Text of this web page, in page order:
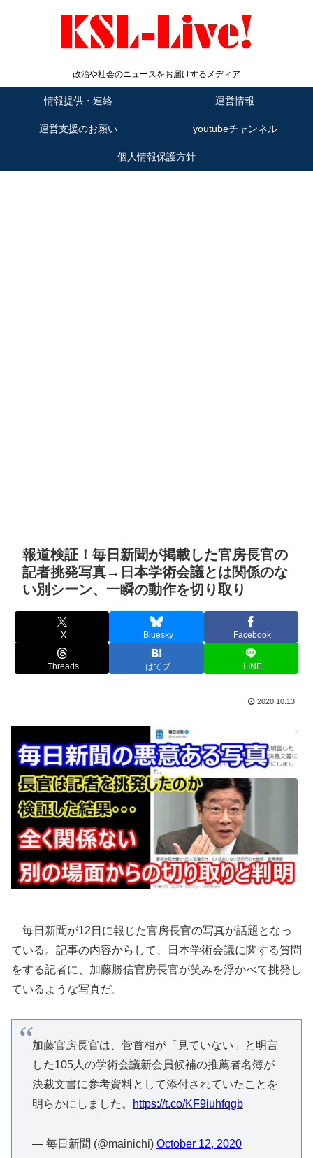
政治や社会のニュースをお届けするメディア
情報提供・連絡 運営情報
運営支援のお願い youtubeチャンネル
個人情報保護方針
報道検証！毎日新聞が掲載した官房長官の
記者挑発写真→日本学術会議とは関係のな
い別シーン、一瞬の動作を切り取り
X Bluesky Facebook
Threads はてブ LINE
2020.10.13
毎日新聞が12日に報じた官房長官の写真が話題となっ
ている。記事の内容からして、日本学術会議に関する質問
をする記者に、加藤勝信官房長官が笑みを浮かべて挑発し
ているような写真だ。
加藤官房長官は、菅首相が「見ていない」と明言
した105人の学術会議新会員候補の推薦者名簿が
決裁文書に参考資料として添付されていたことを
明らかにしました。
https://t.co/KF9iuhfqgb
— 毎日新聞 (@mainichi) October 12, 2020